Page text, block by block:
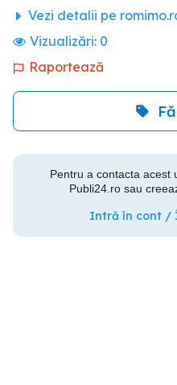
Vezi detalii pe
Vizualizări: 0
Raportează
Pentru a contacta acest
Publi24.ro sau
Intră în cont /